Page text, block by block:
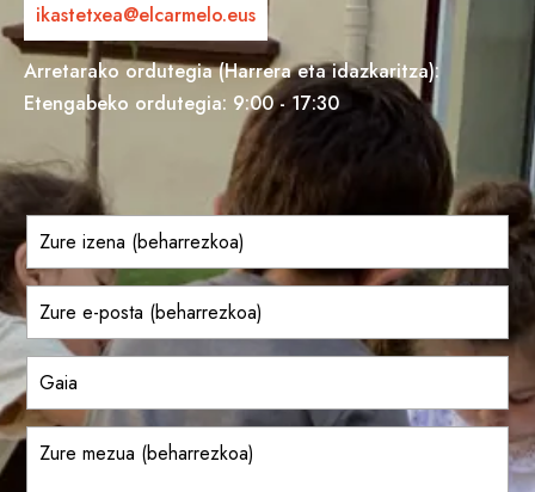
ikastetxea@elcarmelo.eus
Arretarako ordutegia (Harrera eta idazkaritza):
Etengabeko ordutegia: 9:00 - 17:30